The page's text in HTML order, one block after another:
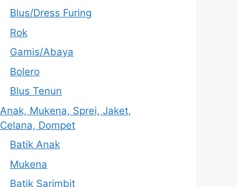
Blus/Dress Furing
Rok
Gamis/Abaya
Bolero
Blus Tenun
Anak, Mukena, Sprei, Jaket,
Celana, Dompet
Batik Anak
Mukena
Batik Sarimbit